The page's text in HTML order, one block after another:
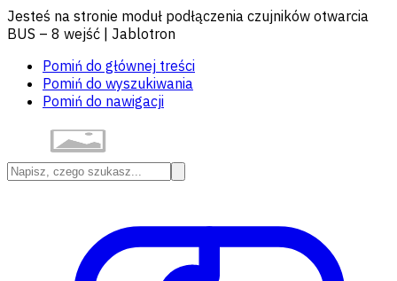
Jesteś na stronie moduł podłączenia czujników otwarcia
BUS – 8 wejść | Jablotron
Pomiń do głównej treści
Pomiń do wyszukiwania
Pomiń do nawigacji